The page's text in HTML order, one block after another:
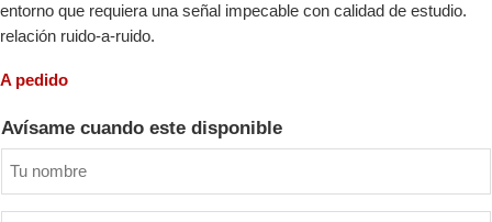
entorno que requiera una señal impecable con calidad de estudio.
relación ruido-a-ruido.
A pedido
Avísame cuando este disponible